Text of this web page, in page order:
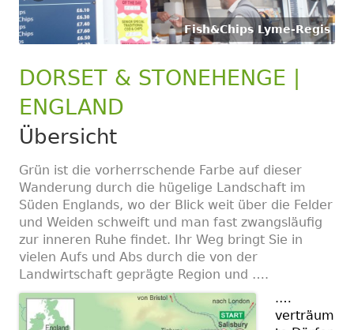
Fish&Chips Lyme-Regis
DORSET & STONEHENGE |
ENGLAND
Übersicht
Grün ist die vorherrschende Farbe auf dieser
Wanderung durch die hügelige Landschaft im
Süden Englands, wo der Blick weit über die Felder
und Weiden schweift und man fast zwangsläufig
zur inneren Ruhe findet. Ihr Weg bringt Sie in
vielen Aufs und Abs durch die von der
Landwirtschaft geprägte Region und ….
.…
verträum